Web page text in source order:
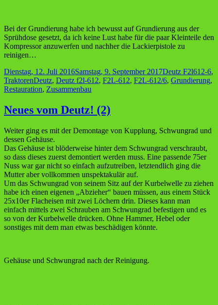
Bei der Grundierung habe ich bewusst auf Grundierung aus der
Sprühdose gesetzt, da ich keine Lust habe für die paar Kleinteile den
Kompressor anzuwerfen und nachher die Lackierpistole zu
reinigen…
Veröffentlicht
am
Dienstag, 12. Juli 2016Samstag, 9. September 2017Kategorien
Deutz F2l612-6,
TraktorenSchlagwörter
Deutz, Deutz f2l-612, F2L-612, F2L-612/6, Grundierung,
Restauration, Zusammenbau
Neues vom Deutz! (2)
Weiter ging es mit der Demontage von Kupplung, Schwungrad und
dessen Gehäuse.
Das Gehäuse ist blöderweise hinter dem Schwungrad verschraubt,
so dass dieses zuerst demontiert werden muss. Eine passende 75er
Nuss war gar nicht so einfach aufzutreiben, letztendlich ging die
Mutter aber vollkommen unspektakulär auf.
Um das Schwungrad von seinem Sitz auf der Kurbelwelle zu ziehen
habe ich einen eigenen „Abzieher“ bauen müssen, aus einem Stück
25x10er Flacheisen mit zwei Löchern drin. Dieses kann man
einfach mittels zwei Schrauben am Schwungrad befestigen und es
so von der Kurbelwelle drücken. Ohne Hammer, Hebel oder
sonstiges mit dem man etwas beschädigen könnte.
Gehäuse und Schwungrad nach der Reinigung.